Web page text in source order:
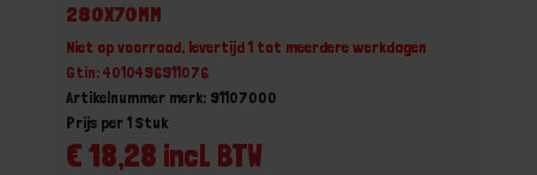
280X70MM
Niet op voorraad, levertijd 1 tot meerdere werkdagen
Gtin: 4010496911076
Artikelnummer merk: 91107000
€ 18,28 incl. BTW
Prijs per 1 Stuk